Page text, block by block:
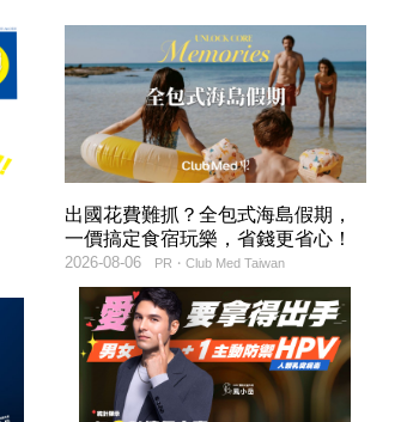
出國花費難抓？全包式海島假期，
一價搞定食宿玩樂，省錢更省心！
PR・Club Med Taiwan
2026-08-06